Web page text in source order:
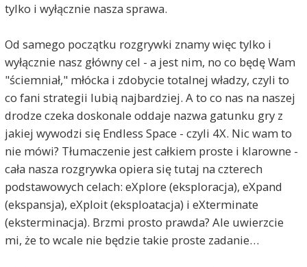
tylko i wyłącznie nasza sprawa.
Od samego początku rozgrywki znamy więc tylko i
wyłącznie nasz główny cel - a jest nim, no co będę Wam
"ściemniał," młócka i zdobycie totalnej władzy, czyli to
co fani strategii lubią najbardziej. A to co nas na naszej
drodze czeka doskonale oddaje nazwa gatunku gry z
jakiej wywodzi się Endless Space - czyli 4X. Nic wam to
nie mówi? Tłumaczenie jest całkiem proste i klarowne -
cała nasza rozgrywka opiera się tutaj na czterech
podstawowych celach: eXplore (eksploracja), eXpand
(ekspansja), eXploit (eksploatacja) i eXterminate
(eksterminacja). Brzmi prosto prawda? Ale uwierzcie
mi, że to wcale nie będzie takie proste zadanie…